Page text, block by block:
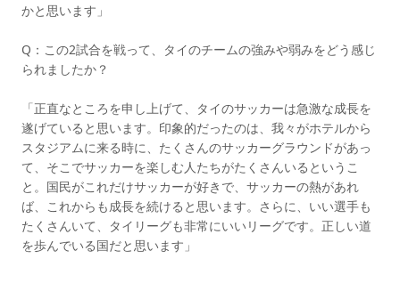
かと思います」
Q：この2試合を戦って、タイのチームの強みや弱みをどう感じ
られましたか？
「正直なところを申し上げて、タイのサッカーは急激な成長を
遂げていると思います。印象的だったのは、我々がホテルから
スタジアムに来る時に、たくさんのサッカーグラウンドがあっ
て、そこでサッカーを楽しむ人たちがたくさんいるというこ
と。国民がこれだけサッカーが好きで、サッカーの熱があれ
ば、これからも成長を続けると思います。さらに、いい選手も
たくさんいて、タイリーグも非常にいいリーグです。正しい道
を歩んでいる国だと思います」